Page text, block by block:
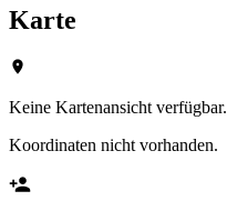
Karte
Keine Kartenansicht verfügbar.
Koordinaten nicht vorhanden.